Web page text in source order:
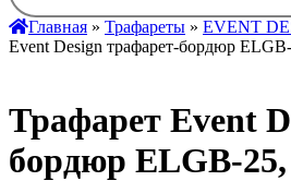
Главная » Трафареты » EVENT
Event Design трафарет-бордюр
Трафарет Event
бордюр ELGB-25,